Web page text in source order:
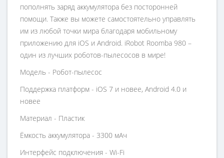
пополнять заряд аккумулятора без посторонней
помощи. Также вы можете самостоятельно управлять
им из любой точки мира благодаря мобильному
приложению для iOS и Android. iRobot Roomba 980 –
один из лучших роботов-пылесосов в мире!
Модель - Робот-пылесос
Поддержка платформ - iOS 7 и новее, Android 4.0 и
новее
Материал - Пластик
Ёмкость аккумулятора - 3300 мАч
Интерфейс подключения - Wi-Fi